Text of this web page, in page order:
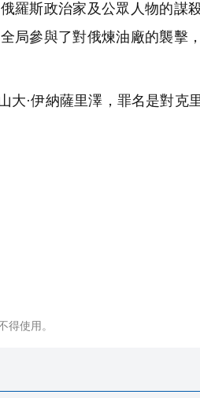
斯政治家及公眾人物的謀殺
局參與了對俄煉油廠的襲擊
·伊納薩里澤，罪名是對克
得使用。